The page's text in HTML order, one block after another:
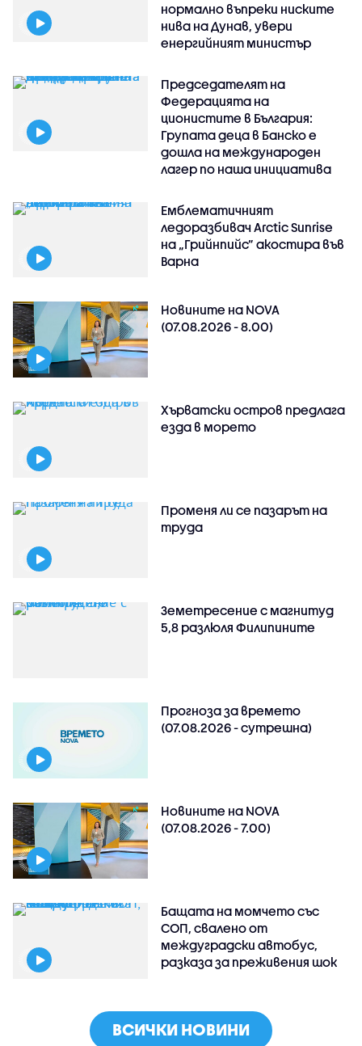
нормално въпреки ниските
нива на Дунав, увери
енергийният министър
Председателят на
Федерацията на
ционистите в България:
Групата деца в Банско е
дошла на международен
лагер по наша инициатива
Емблематичният
ледоразбивач Arctic Sunrise
на „Грийнпийс” акостира във
Варна
Новините на NOVA
(07.08.2026 - 8.00)
Хърватски остров предлага
езда в морето
Променя ли се пазарът на
труда
Земетресение с магнитуд
5,8 разлюля Филипините
Прогноза за времето
(07.08.2026 - сутрешна)
Новините на NOVA
(07.08.2026 - 7.00)
Бащата на момчето със
СОП, свалено от
междуградски автобус,
разказа за преживения шок
ВСИЧКИ НОВИНИ